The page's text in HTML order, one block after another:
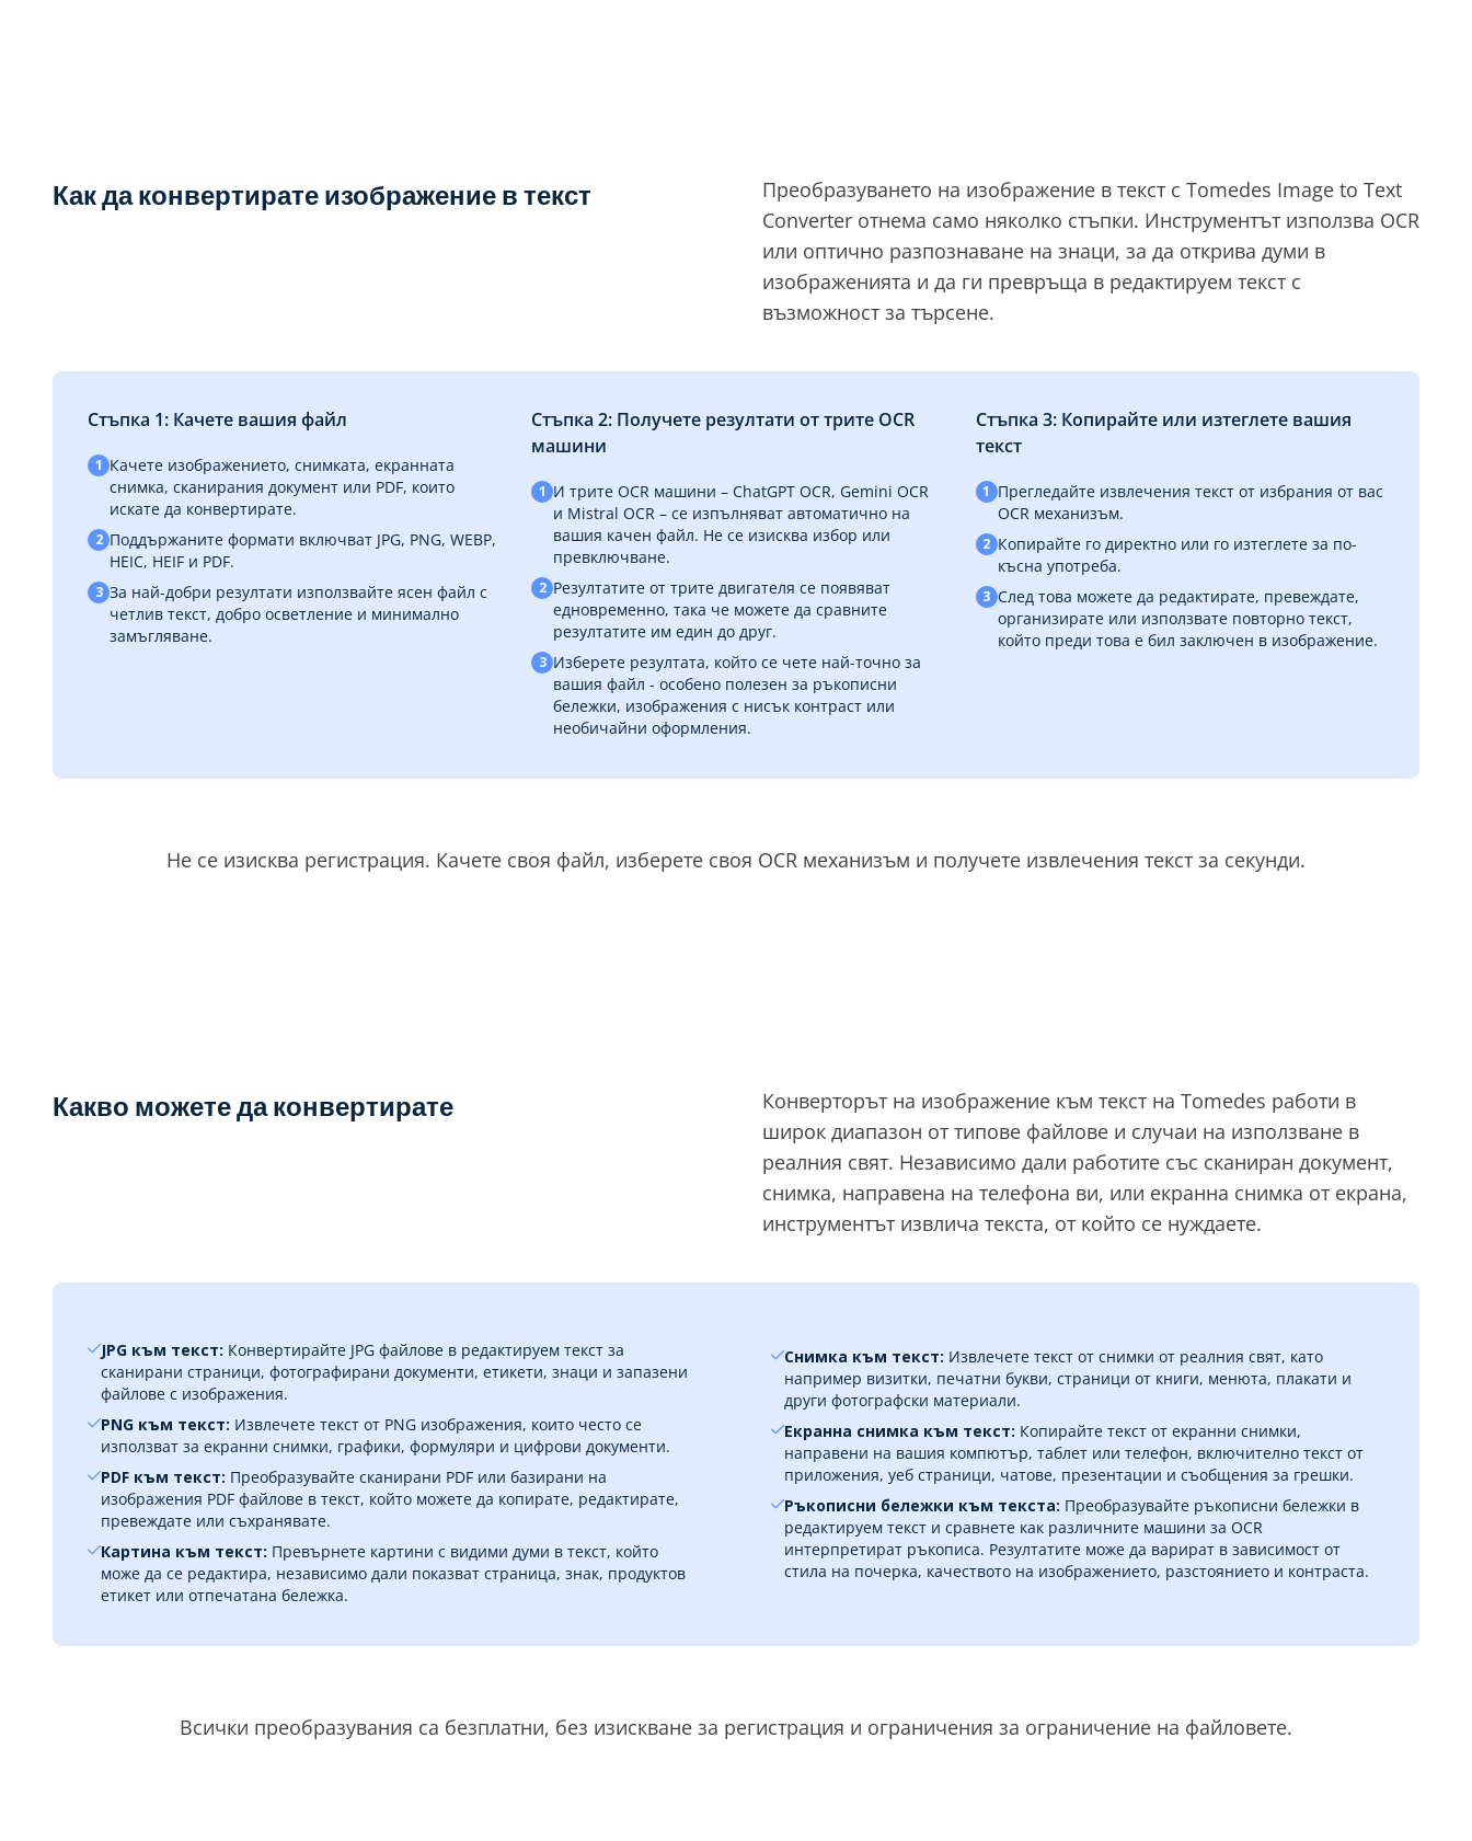
Как да конвертирате изображение в текст
Преобразуването на изображение в текст с Tomedes Image to Text
Converter отнема само няколко стъпки. Инструментът използва OCR
или оптично разпознаване на знаци, за да открива думи в
изображенията и да ги превръща в редактируем текст с
възможност за търсене.
Стъпка 1: Качете вашия файл
1 Качете изображението, снимката, екранната
снимка, сканирания документ или PDF, които
искате да конвертирате.
2 Поддържаните формати включват JPG, PNG, WEBP,
HEIC, HEIF и PDF.
3 За най-добри резултати използвайте ясен файл с
четлив текст, добро осветление и минимално
замъгляване.
Стъпка 2: Получете резултати от трите OCR
машини
1 И трите OCR машини – ChatGPT OCR, Gemini OCR
и Mistral OCR – се изпълняват автоматично на
вашия качен файл. Не се изисква избор или
превключване.
2 Резултатите от трите двигателя се появяват
едновременно, така че можете да сравните
резултатите им един до друг.
3 Изберете резултата, който се чете най-точно за
вашия файл - особено полезен за ръкописни
бележки, изображения с нисък контраст или
необичайни оформления.
Стъпка 3: Копирайте или изтеглете вашия
текст
1 Прегледайте извлечения текст от избрания от вас
OCR механизъм.
2 Копирайте го директно или го изтеглете за по-
късна употреба.
3 След това можете да редактирате, превеждате,
организирате или използвате повторно текст,
който преди това е бил заключен в изображение.
Не се изисква регистрация. Качете своя файл, изберете своя OCR механизъм и получете извлечения текст за секунди.
Какво можете да конвертирате
Конверторът на изображение към текст на Tomedes работи в
широк диапазон от типове файлове и случаи на използване в
реалния свят. Независимо дали работите със сканиран документ,
снимка, направена на телефона ви, или екранна снимка от екрана,
инструментът извлича текста, от който се нуждаете.
JPG към текст: Конвертирайте JPG файлове в редактируем текст за
сканирани страници, фотографирани документи, етикети, знаци и запазени
файлове с изображения.
PNG към текст: Извлечете текст от PNG изображения, които често се
използват за екранни снимки, графики, формуляри и цифрови документи.
PDF към текст: Преобразувайте сканирани PDF или базирани на
изображения PDF файлове в текст, който можете да копирате, редактирате,
превеждате или съхранявате.
Картина към текст: Превърнете картини с видими думи в текст, който
може да се редактира, независимо дали показват страница, знак, продуктов
етикет или отпечатана бележка.
Снимка към текст: Извлечете текст от снимки от реалния свят, като
например визитки, печатни букви, страници от книги, менюта, плакати и
други фотографски материали.
Екранна снимка към текст: Копирайте текст от екранни снимки,
направени на вашия компютър, таблет или телефон, включително текст от
приложения, уеб страници, чатове, презентации и съобщения за грешки.
Ръкописни бележки към текста: Преобразувайте ръкописни бележки в
редактируем текст и сравнете как различните машини за OCR
интерпретират ръкописа. Резултатите може да варират в зависимост от
стила на почерка, качеството на изображението, разстоянието и контраста.
Всички преобразувания са безплатни, без изискване за регистрация и ограничения за ограничение на файловете.